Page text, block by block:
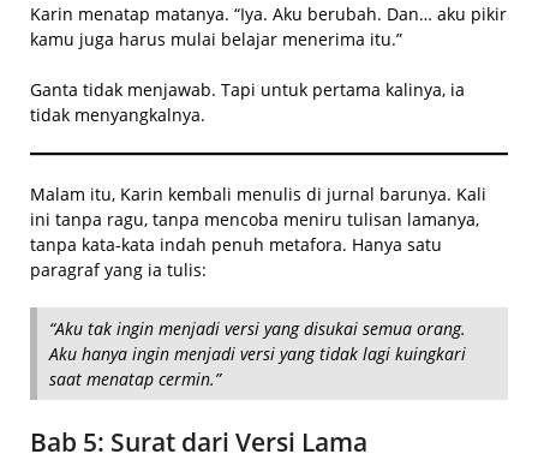
Karin menatap matanya. “Iya. Aku berubah. Dan… aku pikir
kamu juga harus mulai belajar menerima itu.”
Ganta tidak menjawab. Tapi untuk pertama kalinya, ia
tidak menyangkalnya.
Malam itu, Karin kembali menulis di jurnal barunya. Kali
ini tanpa ragu, tanpa mencoba meniru tulisan lamanya,
tanpa kata-kata indah penuh metafora. Hanya satu
paragraf yang ia tulis:
“Aku tak ingin menjadi versi yang disukai semua orang.
Aku hanya ingin menjadi versi yang tidak lagi kuingkari
saat menatap cermin.”
Bab 5: Surat dari Versi Lama